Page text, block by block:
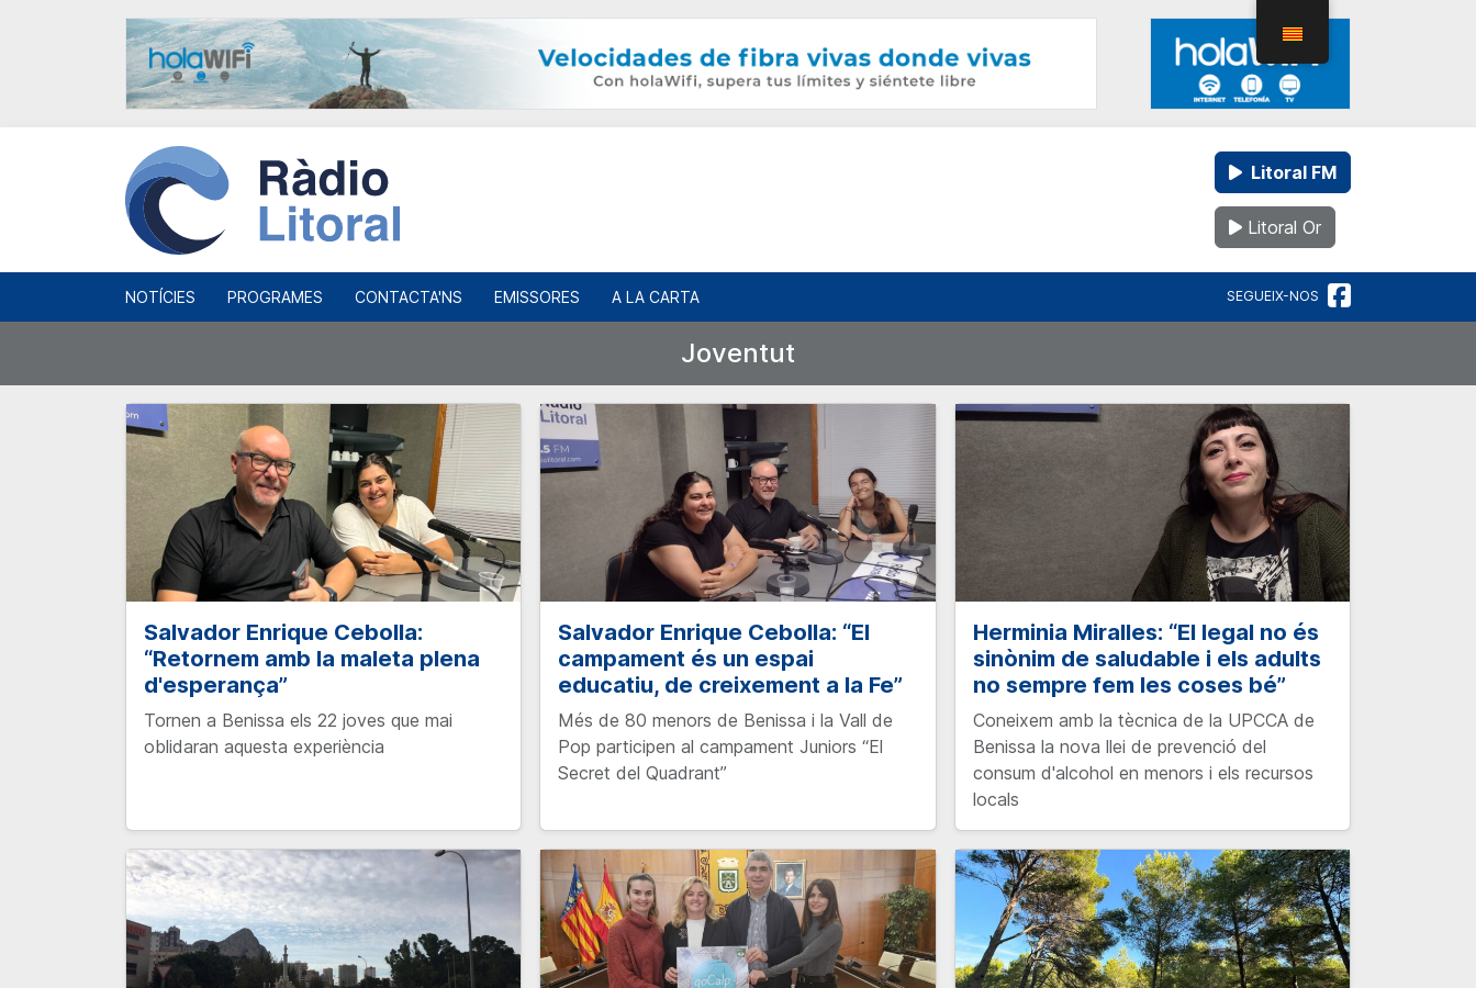
Litoral FM
Litoral Or
NOTÍCIES PROGRAMES CONTACTA'NS EMISSORES A LA CARTA SEGUEIX-NOS
Joventut
Salvador Enrique Cebolla:
“Retornem amb la maleta plena
d'esperança”
Tornen a Benissa els 22 joves que mai
oblidaran aquesta experiència
Salvador Enrique Cebolla: “El
campament és un espai
educatiu, de creixement a la Fe”
Més de 80 menors de Benissa i la Vall de
Pop participen al campament Juniors “El
Secret del Quadrant”
Herminia Miralles: “El legal no és
sinònim de saludable i els adults
no sempre fem les coses bé”
Coneixem amb la tècnica de la UPCCA de
Benissa la nova llei de prevenció del
consum d'alcohol en menors i els recursos
locals